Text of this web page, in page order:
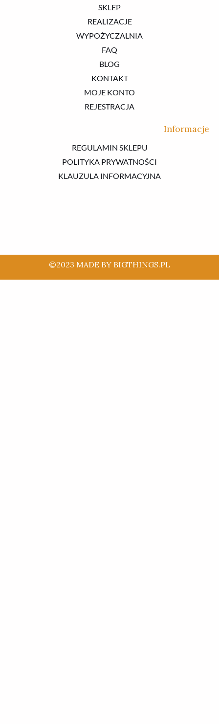
SKLEP
REALIZACJE
WYPOŻYCZALNIA
FAQ
BLOG
KONTAKT
MOJE KONTO
REJESTRACJA
Informacje
REGULAMIN SKLEPU
POLITYKA PRYWATNOŚCI
KLAUZULA INFORMACYJNA
©2023 MADE BY BIGTHINGS.PL